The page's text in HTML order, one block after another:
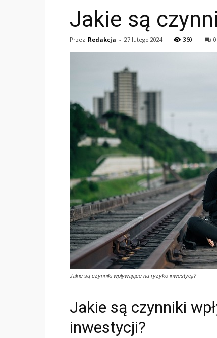
Jakie są
Przez Redakcja - 27 lutego 2024 360 0
Jakie są czynniki wpływające na ryzyko inwestycji?
Jakie są czynniki
inwestycji?